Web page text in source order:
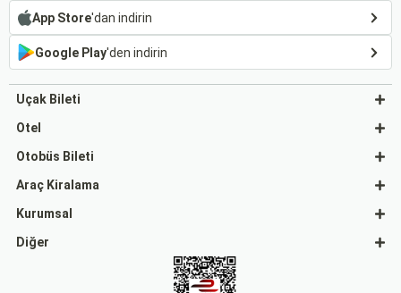
App Store'dan indirin
Google Play'den indirin
Uçak Bileti
Otel
Otobüs Bileti
Araç Kiralama
Kurumsal
Diğer